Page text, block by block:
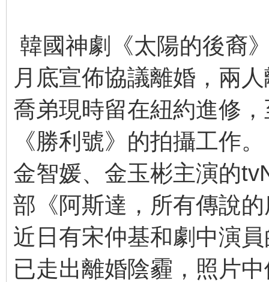
韓國神劇《太陽的後裔
月底宣佈協議離婚，兩
喬弟現時留在紐約進修
《勝利號》的拍攝工作
金智媛、金玉彬主演的
部《阿斯達，所有傳說
近日有宋仲基和劇中演
已走出離婚陰霾，照片